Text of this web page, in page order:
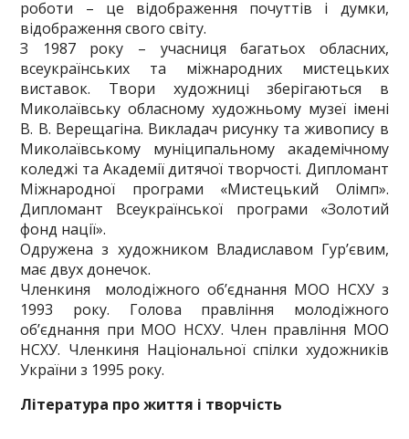
роботи – це відображення почуттів і думки,
відображення свого світу.
З 1987 року – учасниця багатьох обласних,
всеукраїнських та міжнародних мистецьких
виставок. Твори художниці зберігаються в
Миколаївську обласному художньому музеї імені
В. В. Верещагіна. Викладач рисунку та живопису в
Миколаївському муніципальному ака­демічному
коледжі та Академії дитячої творчості. Дипломант
Міжнародної програми «Мистецький Олімп».
Дипломант Всеукраїнської програми «Золотий
фонд нації».
Одружена з художником Владиславом Гур’євим,
має двух донечок.
Членкиня молодіжного об’єднання МОО НСХУ з
1993 року. Голова правління молодіжного
об’єднання при МОО НСХУ. Член правління МОО
НСХУ. Членкиня Національної спілки художників
України з 1995 року.
Література про життя і творчість